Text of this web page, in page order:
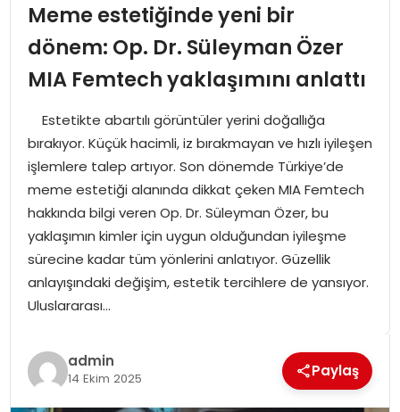
EĞITIM
SPOR
GÜNDEM
MAGAZIN
Meme estetiğinde yeni bir
dönem: Op. Dr. Süleyman Özer
MIA Femtech yaklaşımını anlattı
Estetikte abartılı görüntüler yerini doğallığa
bırakıyor. Küçük hacimli, iz bırakmayan ve hızlı iyileşen
işlemlere talep artıyor. Son dönemde Türkiye’de
meme estetiği alanında dikkat çeken MIA Femtech
hakkında bilgi veren Op. Dr. Süleyman Özer, bu
yaklaşımın kimler için uygun olduğundan iyileşme
sürecine kadar tüm yönlerini anlatıyor. Güzellik
anlayışındaki değişim, estetik tercihlere de yansıyor.
Uluslararası…
admin
14 Ekim 2025 Paylaş